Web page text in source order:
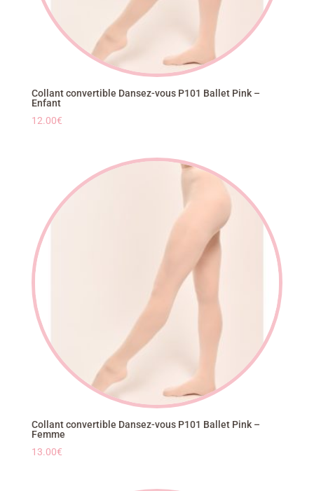
Collant convertible Dansez-vous P101 Ballet Pink –
Enfant
12.00€
Collant convertible Dansez-vous P101 Ballet Pink –
Femme
13.00€